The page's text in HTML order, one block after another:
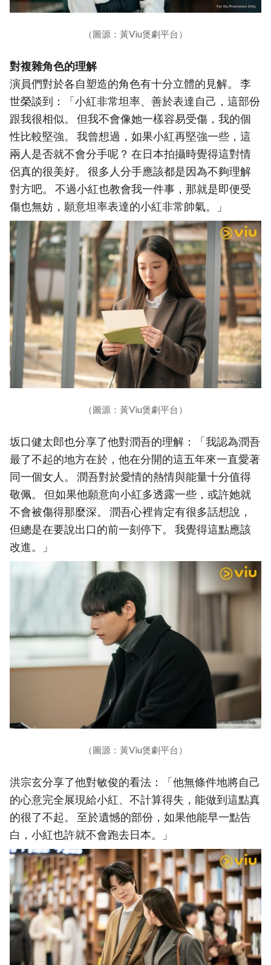
（圖源：黃Viu煲劇平台）
對複雜角色的理解
演員們對於各自塑造的角色有十分立體的見解。 李
世榮談到：「小紅非常坦率、善於表達自己，這部份
跟我很相似。 但我不會像她一樣容易受傷，我的個
性比較堅強。 我曾想過，如果小紅再堅強一些，這
兩人是否就不會分手呢？ 在日本拍攝時覺得這對情
侶真的很美好。 很多人分手應該都是因為不夠理解
對方吧。 不過小紅也教會我一件事，那就是即便受
傷也無妨，願意坦率表達的小紅非常帥氣。」
（圖源：黃Viu煲劇平台）
坂口健太郎也分享了他對潤吾的理解：「我認為潤吾
最了不起的地方在於，他在分開的這五年來一直愛著
同一個女人。 潤吾對於愛情的熱情與能量十分值得
敬佩。 但如果他願意向小紅多透露一些，或許她就
不會被傷得那麼深。 潤吾心裡肯定有很多話想說，
但總是在要說出口的前一刻停下。 我覺得這點應該
改進。」
（圖源：黃Viu煲劇平台）
洪宗玄分享了他對敏俊的看法：「他無條件地將自己
的心意完全展現給小紅、不計算得失，能做到這點真
的很了不起。 至於遺憾的部份，如果他能早一點告
白，小紅也許就不會跑去日本。」